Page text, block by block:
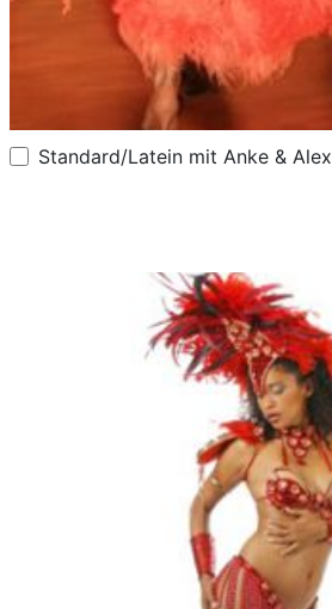
Standard/Latein mit Anke & Alex